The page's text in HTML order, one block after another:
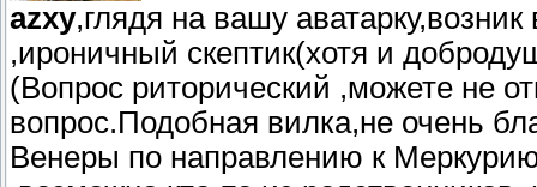
azxy,глядя на вашу
,ироничный скептик(хотя и
(Вопрос риторический ,можете не
вопрос.Подобная вилка,не очень
Венеры по направлению к